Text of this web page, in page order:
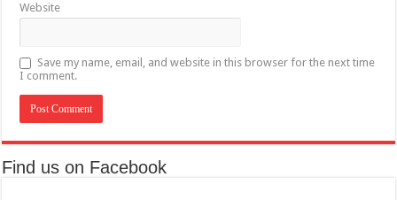
Website
Save my name, email, and website in this browser for the next time
I comment.
Find us on Facebook